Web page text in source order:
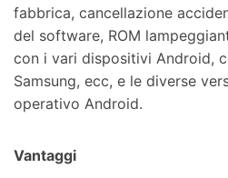
fabbrica, cancellazione
del software, ROM
con i vari dispositivi Android,
Samsung, ecc, e le diverse
operativo Android.
Vantaggi